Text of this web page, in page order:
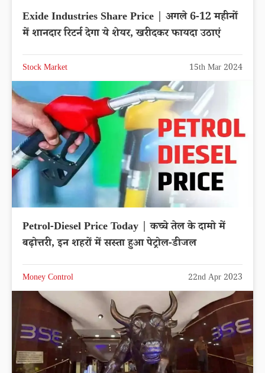
Exide Industries Share Price | अगले 6-12 महीनों
में शानदार रिटर्न देगा ये शेयर, खरीदकर फायदा उठाएं
Stock Market 15th Mar 2024
Petrol-Diesel Price Today | कच्चे तेल के दामो में
बढ़ोत्तरी, इन शहरों में सस्ता हुआ पेट्रोल-डीजल
Money Control 22nd Apr 2023